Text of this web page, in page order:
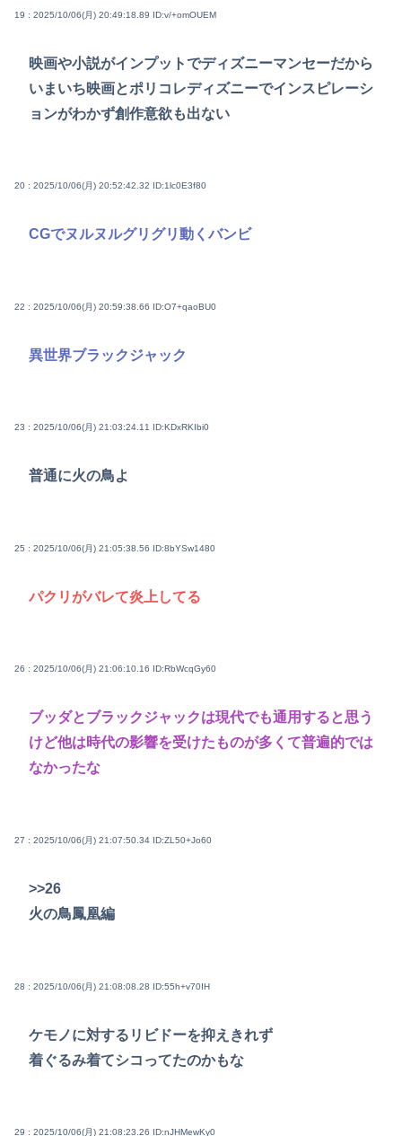
19 : 2025/10/06(月) 20:49:18.89 ID:v/+omOUEM
映画や小説がインプットでディズニーマンセーだから
いまいち映画とポリコレディズニーでインスピレーシ
ョンがわかず創作意欲も出ない
20 : 2025/10/06(月) 20:52:42.32 ID:1lc0E3f80
CGでヌルヌルグリグリ動くバンビ
22 : 2025/10/06(月) 20:59:38.66 ID:O7+qaoBU0
異世界ブラックジャック
23 : 2025/10/06(月) 21:03:24.11 ID:KDxRKIbi0
普通に火の鳥よ
25 : 2025/10/06(月) 21:05:38.56 ID:8bYSw1480
パクリがバレて炎上してる
26 : 2025/10/06(月) 21:06:10.16 ID:RbWcqGy60
ブッダとブラックジャックは現代でも通用すると思う
けど他は時代の影響を受けたものが多くて普遍的では
なかったな
27 : 2025/10/06(月) 21:07:50.34 ID:ZL50+Jo60
>>26
火の鳥鳳凰編
28 : 2025/10/06(月) 21:08:08.28 ID:55h+v70IH
ケモノに対するリビドーを抑えきれず
着ぐるみ着てシコってたのかもな
29 : 2025/10/06(月) 21:08:23.26 ID:nJHMewKy0